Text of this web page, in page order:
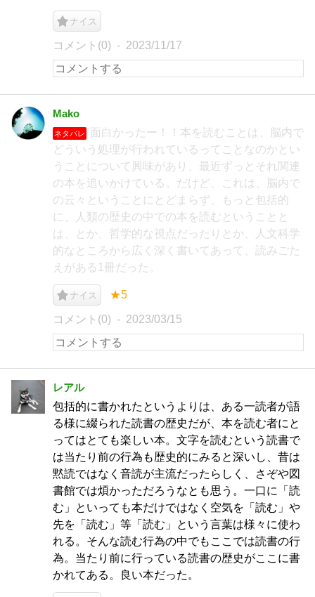
ナイス
コメント(0) 2023/11/17
Mako
ネタバレ
面白かったー！！本を読むことは、脳内で
どういう処理が行われているってことなのかとい
うことについて興味があり、最近ずっとそれ関連
の本を追いかけている。だけど、これは、脳内で
の云々ということにとどまらず、もっと包括的
に、人類の歴史の中での本を読むということと
は、とか、哲学的な視点だったりとか、人文科学
的なところから広く深く書いてあって、読みごた
えがある1冊だった。
ナイス ★5
コメント(0) 2023/03/15
レアル
包括的に書かれたというよりは、ある一読者が語
る様に綴られた読書の歴史だが、本を読む者にと
ってはとても楽しい本。文字を読むという読書で
は当たり前の行為も歴史的にみると深いし、昔は
黙読ではなく音読が主流だったらしく、さぞや図
書館では煩かっただろうなとも思う。一口に「読
む」といっても本だけではなく空気を「読む」や
先を「読む」等「読む」という言葉は様々に使わ
れる。そんな読む行為の中でもここでは読書の行
為。当たり前に行っている読書の歴史がここに書
かれてある。良い本だった。